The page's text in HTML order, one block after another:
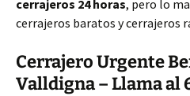
cerrajeros 24 horas, pero lo
cerrajeros baratos y cerrajeros
Cerrajero Urgente
Valldigna – Llama al